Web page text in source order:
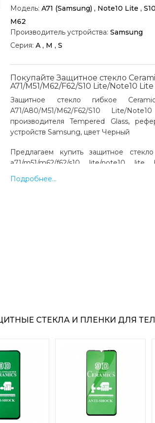
Модель: A71 (Samsung) , Note10 Lite ,
M62
Производитель устройства: Samsung
Серия: A , M , S
Покупайте Защитное стекло
A71/M51/M62/F62/S10 Lite/Note10
Защитное стекло гибкое
A71/A80/M51/M62/F62/S10 Lite/
производителя Tempered Glass,
устройств Samsung, цвет Черный
Предлагаем купить защитное
a71/m51/m62/f62/s10 lite/note10
Tempered Glass. Совместимо с
Note10 Lite, S10 Lite, F62, M51,
Подробнее...
СТЕКЛА И ПЛЕНКИ ДЛЯ